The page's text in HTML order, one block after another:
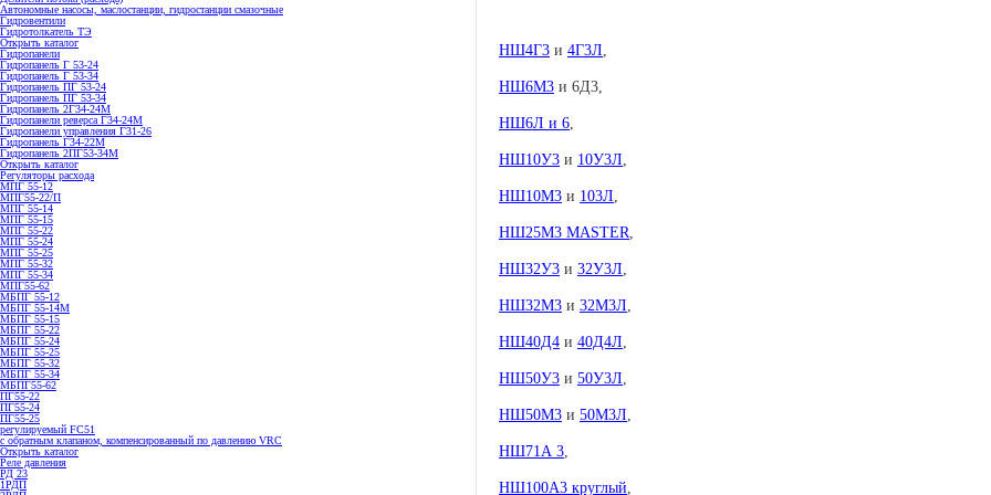
Автономные насосы, маслостанции, гидростанции смазочные
Гидровентили
Гидротолкатель ТЭ
Открыть каталог
Гидропанели
Гидропанель Г 53-24
Гидропанель Г 53-34
Гидропанель ПГ 53-24
Гидропанель ПГ 53-34
Гидропанель 2Г34-24М
Гидропанели реверса Г34-24М
Гидропанели управления Г31-26
Гидропанель Г34-22М
Гидропанель 2ПГ53-34М
Открыть каталог
Регуляторы расхода
МПГ 55-12
МПГ55-22/П
МПГ 55-14
МПГ 55-15
МПГ 55-22
МПГ 55-24
МПГ 55-25
МПГ 55-32
МПГ 55-34
МПГ55-62
МБПГ 55-12
МБПГ 55-14М
МБПГ 55-15
МБПГ 55-22
МБПГ 55-24
МБПГ 55-25
МБПГ 55-32
МБПГ 55-34
МБПГ55-62
ПГ55-22
ПГ55-24
ПГ55-25
регулируемый FC51
с обратным клапаном, компенсированный по давлению VRC
Открыть каталог
Реле давления
РД 23
1РДП
НШ4Г3 и 4Г3Л
НШ6М3 и 6Д3,
НШ6Л и 6
НШ10У3 и 10У3Л
НШ10М3 и 103Л
НШ25М3 MASTER
НШ32У3 и 32У3Л
НШ32М3 и 32М3Л
НШ40Д4 и 40Д4Л
НШ50У3 и 50У3Л
НШ50М3 и 50М3Л
НШ71А 3
НШ100А3 круглый